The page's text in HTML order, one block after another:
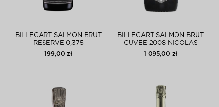
BILLECART SALMON BRUT
RESERVE 0,375
199,00 zł
BILLECART SALMON BRUT
CUVEE 2008 NICOLAS
FRANCOIS
1 095,00 zł